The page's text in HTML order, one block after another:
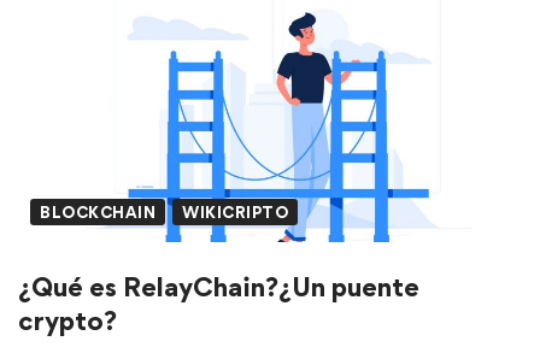
BLOCKCHAIN WIKICRIPTO
¿Qué es RelayChain?¿Un puente
crypto?